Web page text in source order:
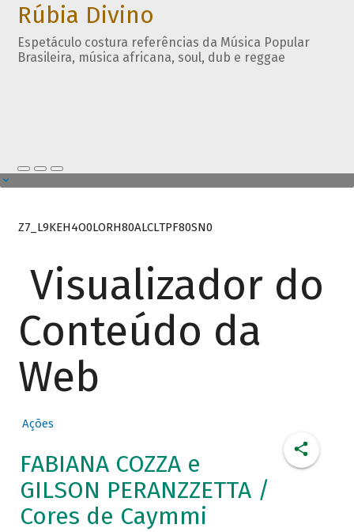
Rúbia Divino
Espetáculo costura referências da Música Popular
Brasileira, música africana, soul, dub e reggae
Z7_L9KEH4O0LORH80ALCLTPF80SN0
Visualizador do
Conteúdo da
Web
Ações
FABIANA COZZA e
GILSON PERANZZETTA /
Cores de Caymmi